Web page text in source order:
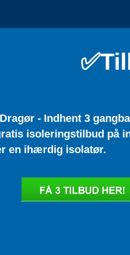
- Indhent 3
isoleringstilbud på
en ihærdig isolatør.